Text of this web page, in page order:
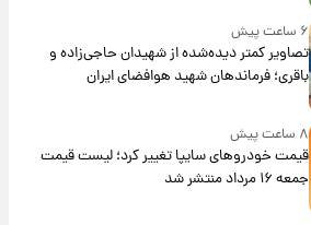
۶ ساعت پیش
تصاویر کمتر دیده‌شده از شهیدان حاجی‌زاده و
باقری؛ فرماندهان شهید هوافضای ایران
۸ ساعت پیش
قیمت خودروهای سایپا تغییر کرد؛ لیست قیمت
جمعه ۱۶ مرداد منتشر شد